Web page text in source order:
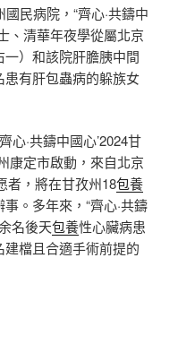
民病院，“齊心·共鑄中
、清華年夜學從屬北京
）和該院肝膽胰中間
有肝包蟲病的躲族女
·共鑄中國心’2024甘
康定市啟動，來自北京
者，將在甘孜州18包養
。多年來，“齊心·共鑄
名後天包養性心臟病患
檔且合適手術前提的